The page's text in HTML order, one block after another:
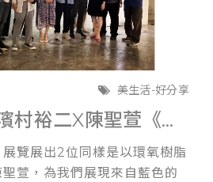
美生活-好分享
謎樣的藍色 - 濱村裕二X陳聖萱《雙人展》
覽展出2位同樣是以環氧樹脂
萱，為我們展現來自藍色的